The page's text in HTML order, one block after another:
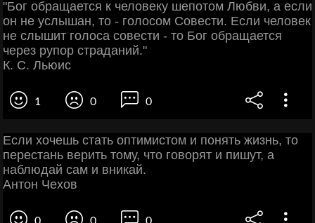
"Бог обращается к человеку шепотом Любви, а если
он не услышан, то - голосом Совести. Если человек
не слышит голоса совести - то Бог обращается
через рупор страданий."
К. С. Льюис
1 0 0
Если хочешь стать оптимистом и понять жизнь, то
перестань верить тому, что говорят и пишут, а
наблюдай сам и вникай.
Антон Чехов
0 0 0